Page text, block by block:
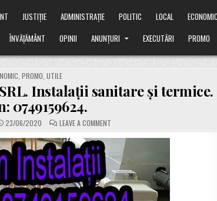
JUSTIȚIE ADMINISTRAȚIE POLITIC LOCAL ECONOMIC
ÎNVĂȚĂMÂNT OPINII ANUNȚURI EXECUTĂRI PROMO
PROMO UTILE
Instalații sanitare și termice.
0749159624.
23/06/2020 LEAVE A COMMENTON
PROMO:
AVRAM
INSTALAȚII
SRL.
INSTALAȚII
SANITARE
ȘI
TERMICE.
TELEFON:
0749159624.